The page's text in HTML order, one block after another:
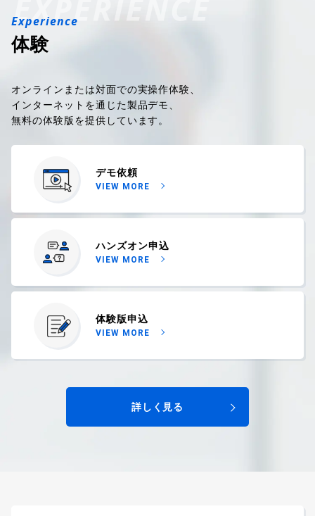
体験
オンラインまたは対面での実操作体験、
インターネットを通じた製品デモ、
無料の体験版を提供しています。
デモ依頼
VIEW MORE
ハンズオン申込
VIEW MORE
体験版申込
VIEW MORE
詳しく見る